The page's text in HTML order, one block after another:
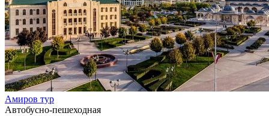
Амиров тур
Автобусно-пешеходная